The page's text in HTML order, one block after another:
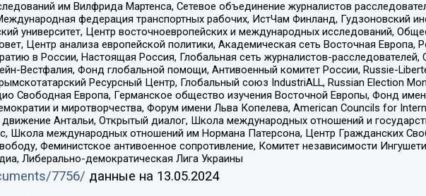
им Вилфрида Мартенса, Сетевое объединение журналистов
федерация транспортных рабочих, ИстЧам Финланд, Гудзоновский
университет, Центр восточноевропейских и международных исследований,
Центр анализа европейской политики, Академическая сеть Восточная Европа,
в России, Настоящая Россия, Глобальная сеть журналистов-
Вестфалия, Фонд глобальной помощи, Антивоенный комитет России, Russie-
Ресурсный Центр, Глобальный союз IndustriALL, Russian Election
Свободная Европа, Германское общество изучения Восточной Европы, Фонд
и миротворчества, Форум имени Льва Копелева, American Councils for
Антальи, Открытый диалог, Школа международных отношений и
Школа международных отношений им Нормана Патерсона, Центр Гражданских
Феминистское антивоенное сопротивление, Комитет независимости
Либерально-демократическая Лига Украины
7756/ данные на 13.05.2024